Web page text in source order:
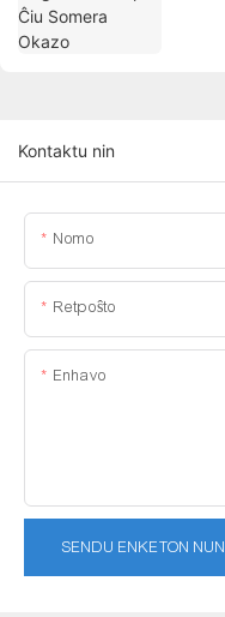
Kontaktu nin
Nomo
Retpoŝto
Enhavo
SENDU ENKETON NUN